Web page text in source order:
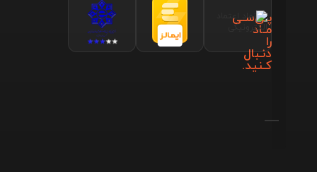
پـی‌سـی
مـاد
را
دنـبال
کـنید.